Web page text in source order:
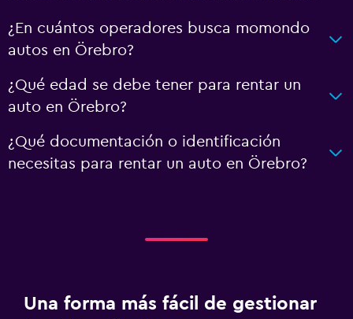
¿En cuántos operadores busca momondo
autos en Örebro?
¿Qué edad se debe tener para rentar un
auto en Örebro?
¿Qué documentación o identificación
necesitas para rentar un auto en Örebro?
Una forma más fácil de gestionar